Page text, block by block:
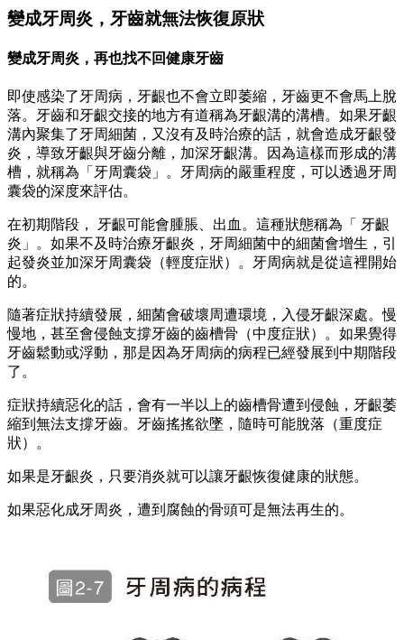
變成牙周炎，牙齒就無法恢復原狀
變成牙周炎，再也找不回健康牙齒
即使感染了牙周病，牙齦也不會立即萎縮，牙齒更不會馬上脫
落。牙齒和牙齦交接的地方有道稱為牙齦溝的溝槽。如果牙齦
溝內聚集了牙周細菌，又沒有及時治療的話，就會造成牙齦發
炎，導致牙齦與牙齒分離，加深牙齦溝。因為這樣而形成的溝
槽，就稱為「牙周囊袋」。牙周病的嚴重程度，可以透過牙周
囊袋的深度來評估。
在初期階段， 牙齦可能會腫脹、出血。這種狀態稱為「 牙齦
炎」。如果不及時治療牙齦炎，牙周細菌中的細菌會增生，引
起發炎並加深牙周囊袋（輕度症狀）。牙周病就是從這裡開始
的。
隨著症狀持續發展，細菌會破壞周遭環境，入侵牙齦深處。慢
慢地，甚至會侵蝕支撐牙齒的齒槽骨（中度症狀）。如果覺得
牙齒鬆動或浮動，那是因為牙周病的病程已經發展到中期階段
了。
症狀持續惡化的話，會有一半以上的齒槽骨遭到侵蝕，牙齦萎
縮到無法支撐牙齒。牙齒搖搖欲墜，隨時可能脫落（重度症
狀）。
如果是牙齦炎，只要消炎就可以讓牙齦恢復健康的狀態。
如果惡化成牙周炎，遭到腐蝕的骨頭可是無法再生的。